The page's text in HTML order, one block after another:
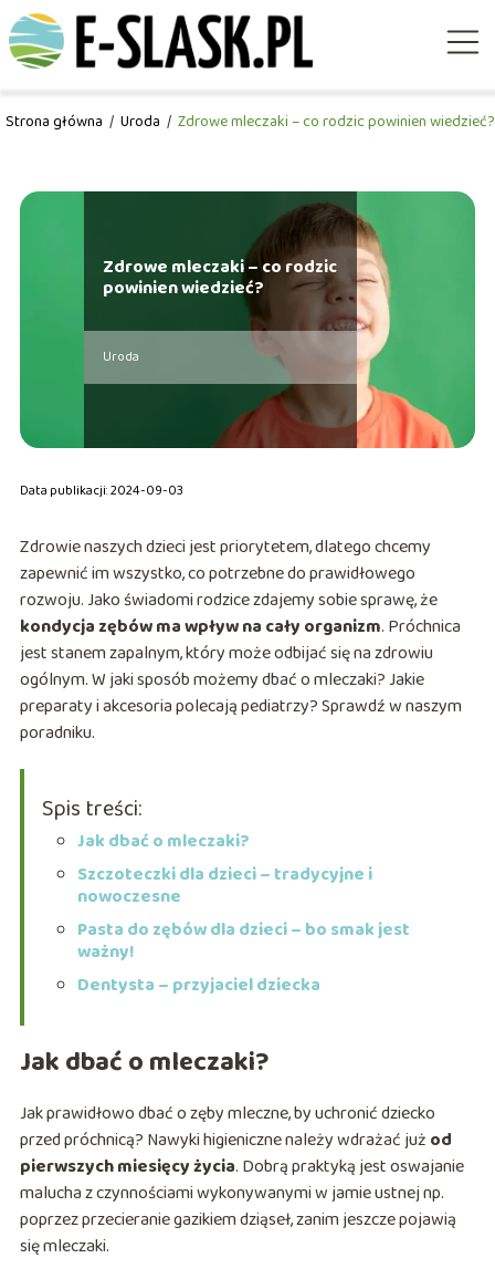
Strona główna / Uroda / Zdrowe mleczaki – co rodzic powinien wiedzieć?
Zdrowe mleczaki – co rodzic
powinien wiedzieć?
Uroda
Data publikacji: 2024-09-03
Zdrowie naszych dzieci jest priorytetem, dlatego chcemy
zapewnić im wszystko, co potrzebne do prawidłowego
rozwoju. Jako świadomi rodzice zdajemy sobie sprawę, że
kondycja zębów ma wpływ na cały organizm. Próchnica
jest stanem zapalnym, który może odbijać się na zdrowiu
ogólnym. W jaki sposób możemy dbać o mleczaki? Jakie
preparaty i akcesoria polecają pediatrzy? Sprawdź w naszym
poradniku.
Spis treści:
Jak dbać o mleczaki?
Szczoteczki dla dzieci – tradycyjne i
nowoczesne
Pasta do zębów dla dzieci – bo smak jest
ważny!
Dentysta – przyjaciel dziecka
Jak dbać o mleczaki?
Jak prawidłowo dbać o zęby mleczne, by uchronić dziecko
przed próchnicą? Nawyki higieniczne należy wdrażać już od
pierwszych miesięcy życia. Dobrą praktyką jest oswajanie
malucha z czynnościami wykonywanymi w jamie ustnej np.
poprzez przecieranie gazikiem dziąseł, zanim jeszcze pojawią
się mleczaki.